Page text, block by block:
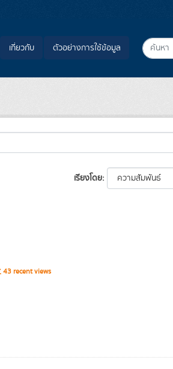
เกี่ยวกับ ตัวอย่างการใช้ข้อมูล
เรียงโดย
43 recent views